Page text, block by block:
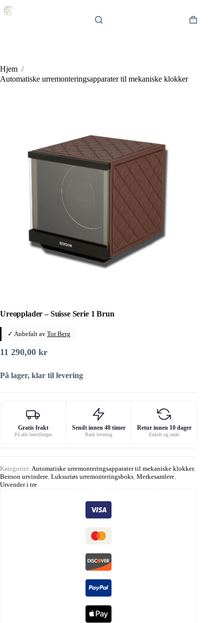
til
Hjem /
Automatiske urremonteringsapparater til mekaniske klokker
Ureopplader – Suisse Serie 1 Brun
✓ Anbefalt av Tor Berg
11 290,00 kr
På lager, klar til levering
Gratis frakt
På alle bestillinger
Sendt innen 48 timer
Rask levering
Retur innen 10 dager
Enkelt og raskt
Kategorier: Automatiske urremonteringsapparater til mekaniske klokker,
Benson urvindere Luksuriøs urremonteringsboks Merkesamlere
Urvender i tre